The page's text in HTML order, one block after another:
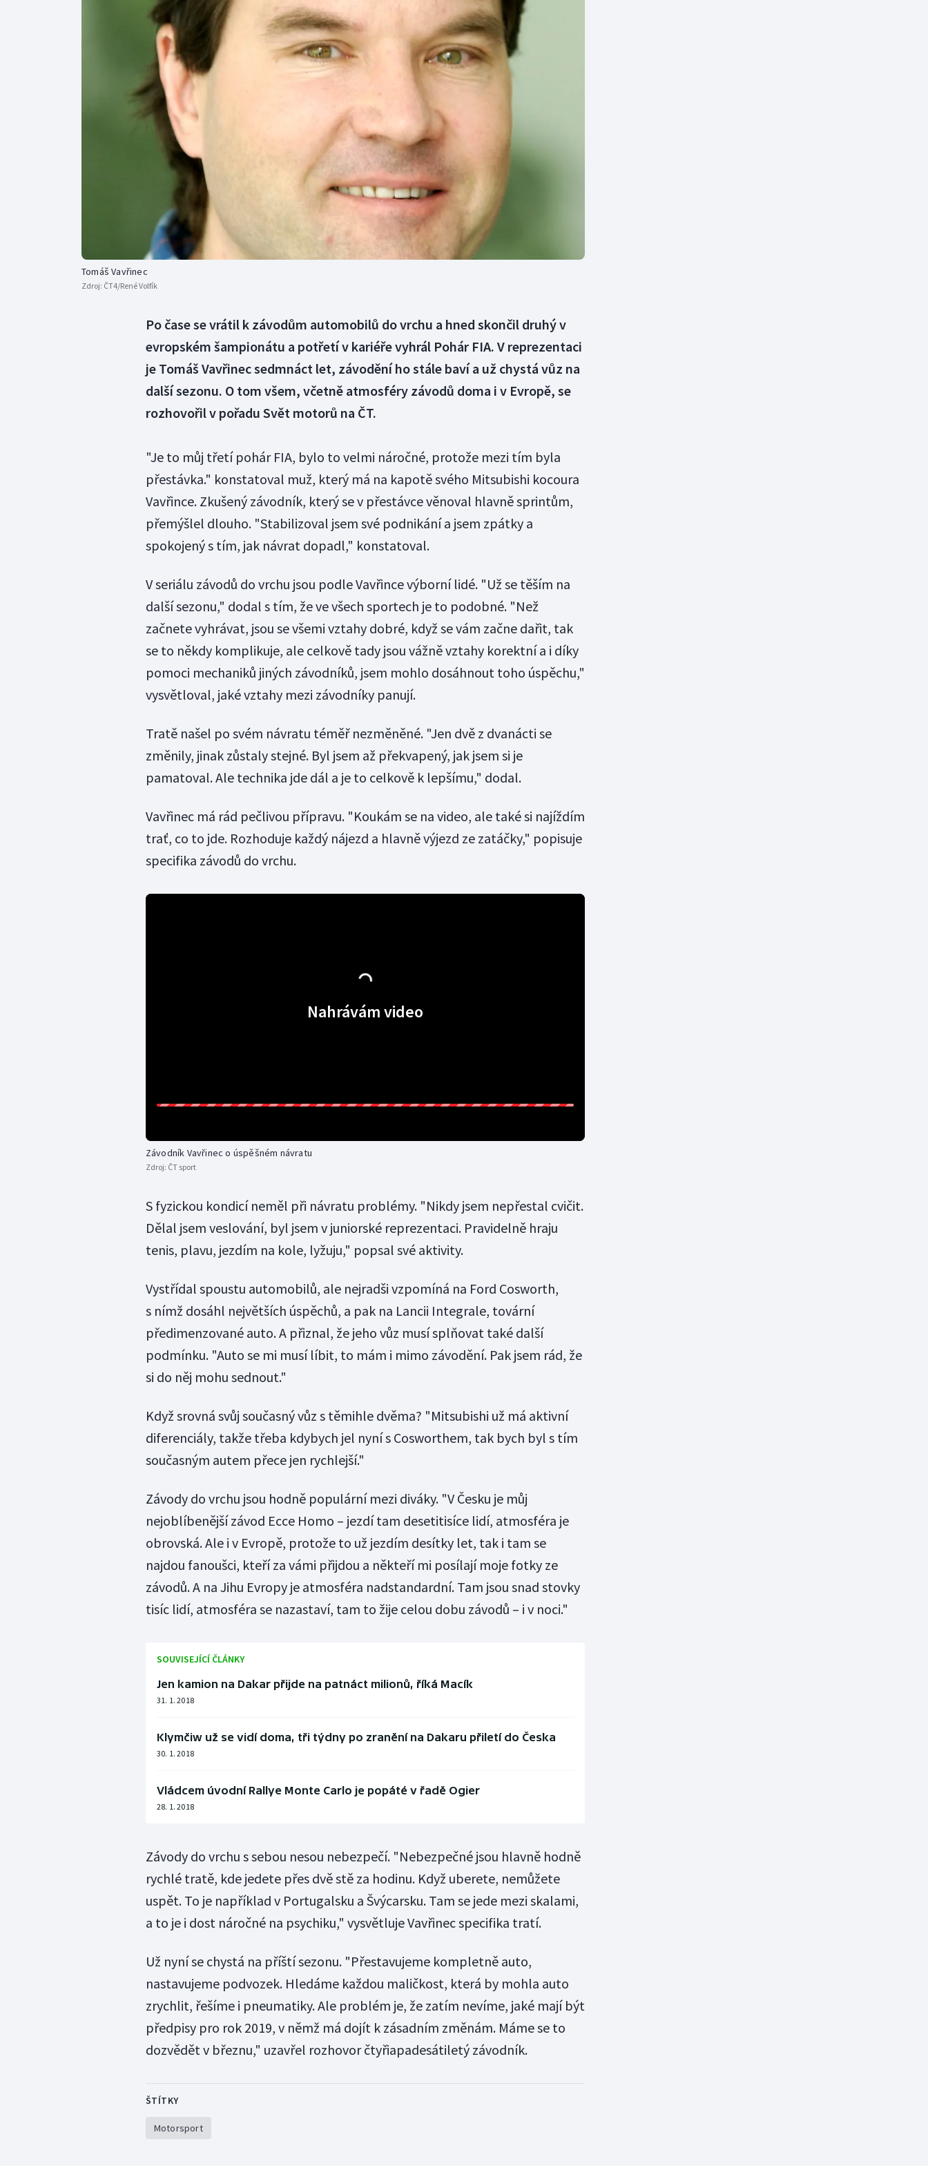
Curling
Dostihy Motorsport
Olympijské hry
Parasport
Plavání
Plážový volejbal
Triatlon
Veslování
Vodní slalom
Tomáš Vavřinec
Zdroj: ČT4/René Volfík
Po čase se vrátil k závodům automobilů do vrchu a hned skončil druhý v
evropském šampionátu a potřetí v kariéře vyhrál Pohár FIA. V reprezentaci
je Tomáš Vavřinec sedmnáct let, závodění ho stále baví a už chystá vůz na
další sezonu. O tom všem, včetně atmosféry závodů doma i v Evropě, se
rozhovořil v pořadu Svět motorů na ČT.
"Je to můj třetí pohár FIA, bylo to velmi náročné, protože mezi tím byla
přestávka." konstatoval muž, který má na kapotě svého Mitsubishi kocoura
Vavřince. Zkušený závodník, který se v přestávce věnoval hlavně sprintům,
přemýšlel dlouho. "Stabilizoval jsem své podnikání a jsem zpátky a
spokojený s tím, jak návrat dopadl," konstatoval.
V seriálu závodů do vrchu jsou podle Vavřince výborní lidé. "Už se těším na
další sezonu," dodal s tím, že ve všech sportech je to podobné. "Než
začnete vyhrávat, jsou se všemi vztahy dobré, když se vám začne dařit, tak
se to někdy komplikuje, ale celkově tady jsou vážně vztahy korektní a i díky
pomoci mechaniků jiných závodníků, jsem mohlo dosáhnout toho úspěchu,"
vysvětloval, jaké vztahy mezi závodníky panují.
Tratě našel po svém návratu téměř nezměněné. "Jen dvě z dvanácti se
změnily, jinak zůstaly stejné. Byl jsem až překvapený, jak jsem si je
pamatoval. Ale technika jde dál a je to celkově k lepšímu," dodal.
Vavřinec má rád pečlivou přípravu. "Koukám se na video, ale také si najíždím
trať, co to jde. Rozhoduje každý nájezd a hlavně výjezd ze zatáčky," popisuje
specifika závodů do vrchu.
Nahrávám video
Závodník Vavřinec o úspěšném návratu
Zdroj: ČT sport
S fyzickou kondicí neměl při návratu problémy. "Nikdy jsem nepřestal cvičit.
Dělal jsem veslování, byl jsem v juniorské reprezentaci. Pravidelně hraju
tenis, plavu, jezdím na kole, lyžuju," popsal své aktivity.
Vystřídal spoustu automobilů, ale nejradši vzpomíná na Ford Cosworth,
s nímž dosáhl největších úspěchů, a pak na Lancii Integrale, tovární
předimenzované auto. A přiznal, že jeho vůz musí splňovat také další
podmínku. "Auto se mi musí líbit, to mám i mimo závodění. Pak jsem rád, že
si do něj mohu sednout."
Když srovná svůj současný vůz s těmihle dvěma? "Mitsubishi už má aktivní
diferenciály, takže třeba kdybych jel nyní s Cosworthem, tak bych byl s tím
současným autem přece jen rychlejší."
Závody do vrchu jsou hodně populární mezi diváky. "V Česku je můj
nejoblíbenější závod Ecce Homo – jezdí tam desetitisíce lidí, atmosféra je
obrovská. Ale i v Evropě, protože to už jezdím desítky let, tak i tam se
najdou fanoušci, kteří za vámi přijdou a někteří mi posílají moje fotky ze
závodů. A na Jihu Evropy je atmosféra nadstandardní. Tam jsou snad stovky
tisíc lidí, atmosféra se nazastaví, tam to žije celou dobu závodů – i v noci."
SOUVISEJÍCÍ ČLÁNKY
Jen kamion na Dakar přijde na patnáct milionů, říká Macík
31. 1. 2018
Klymčiw už se vidí doma, tři týdny po zranění na Dakaru přiletí do Česka
30. 1. 2018
Vládcem úvodní Rallye Monte Carlo je popáté v řadě Ogier
28. 1. 2018
Závody do vrchu s sebou nesou nebezpečí. "Nebezpečné jsou hlavně hodně
rychlé tratě, kde jedete přes dvě stě za hodinu. Když uberete, nemůžete
uspět. To je například v Portugalsku a Švýcarsku. Tam se jede mezi skalami,
a to je i dost náročné na psychiku," vysvětluje Vavřinec specifika tratí.
Už nyní se chystá na příští sezonu. "Přestavujeme kompletně auto,
nastavujeme podvozek. Hledáme každou maličkost, která by mohla auto
zrychlit, řešíme i pneumatiky. Ale problém je, že zatím nevíme, jaké mají být
předpisy pro rok 2019, v němž má dojít k zásadním změnám. Máme se to
dozvědět v březnu," uzavřel rozhovor čtyřiapadesátiletý závodník.
ŠTÍTKY
Motorsport